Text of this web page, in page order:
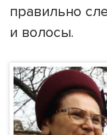
правильно
и волосы.